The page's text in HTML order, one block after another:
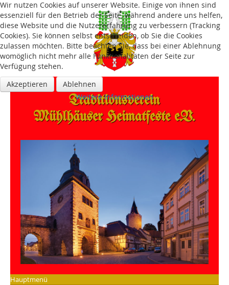
Traditions­verein
Mühlhäuser Heimatfeste e.V.
Hauptmenü
Wir nutzen Cookies auf unserer Website. Einige von ihnen sind
essenziell für den Betrieb der Seite, während andere uns helfen,
diese Website und die Nutzererfahrung zu verbessern (Tracking
Cookies). Sie können selbst entscheiden, ob Sie die Cookies
zulassen möchten. Bitte beachten Sie, dass bei einer Ablehnung
womöglich nicht mehr alle Funktionalitäten der Seite zur
Verfügung stehen.
Akzeptieren
Ablehnen
Weitere Informationen